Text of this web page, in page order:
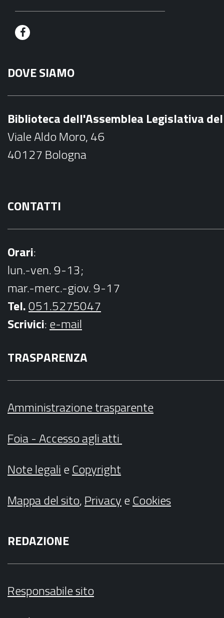
F
c
e
o
k
DOVE SIAMO
Biblioteca dell'Assemblea Legislativa
Viale Aldo Moro, 46
40127 Bologna
CONTATTI
Orari:
lun.-ven. 9-13;
mar.-merc.-giov. 9-17
Tel.051.5275047
Scrivici:e-mail
TRASPARENZA
Amministrazione trasparente
Foia - Accesso agli atti
Note legalieCopyright
Mappa del sito,PrivacyeCookies
REDAZIONE
Responsabile sito